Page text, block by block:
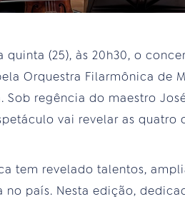
quinta (25), às 20h30, o
Orquestra Filarmônica de
regência do maestro
vai revelar as
tem revelado talentos,
país. Nesta edição,